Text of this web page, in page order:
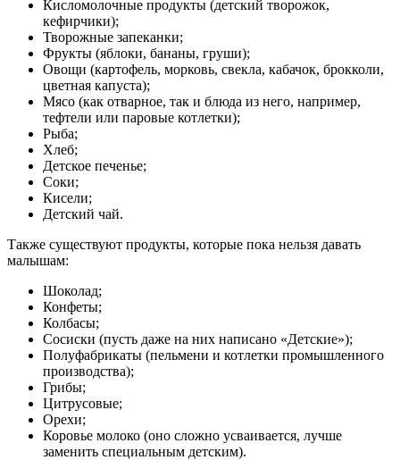
Кисломолочные продукты (детский творожок,
кефирчики);
Творожные запеканки;
Фрукты (яблоки, бананы, груши);
Овощи (картофель, морковь, свекла, кабачок, брокколи,
цветная капуста);
Мясо (как отварное, так и блюда из него, например,
тефтели или паровые котлетки);
Рыба;
Хлеб;
Детское печенье;
Соки;
Кисели;
Детский чай.
Также существуют продукты, которые пока нельзя давать
малышам:
Шоколад;
Конфеты;
Колбасы;
Сосиски (пусть даже на них написано «Детские»);
Полуфабрикаты (пельмени и котлетки промышленного
производства);
Грибы;
Цитрусовые;
Орехи;
Коровье молоко (оно сложно усваивается, лучше
заменить специальным детским).